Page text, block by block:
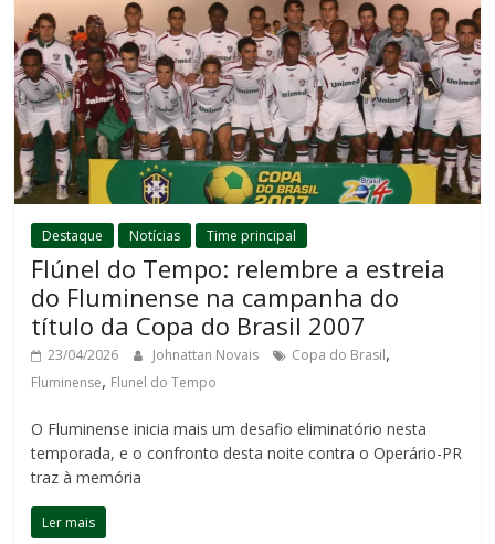
Destaque Notícias Time principal
Flúnel do Tempo: relembre a estreia
do Fluminense na campanha do
título da Copa do Brasil 2007
23/04/2026 Johnattan Novais Copa do Brasil,
Fluminense, Flunel do Tempo
O Fluminense inicia mais um desafio eliminatório nesta
temporada, e o confronto desta noite contra o Operário-PR
traz à memória
Ler mais